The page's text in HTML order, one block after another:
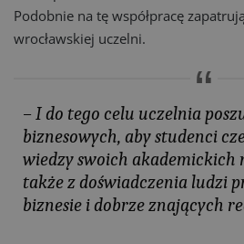
Podobnie na tę współpracę
wrocławskiej uczelni.
– I do tego celu uczelnia
biznesowych, aby studenci
wiedzy swoich akademickich
także z doświadczenia ludzi
biznesie i dobrze znających